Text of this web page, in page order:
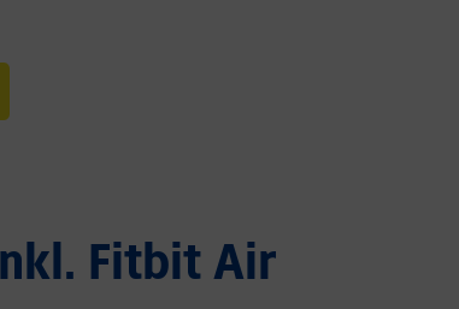
Fitbit Air